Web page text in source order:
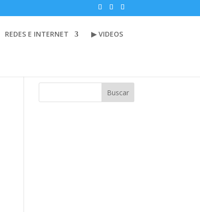
REDES E INTERNET ▶ VIDEOS
Buscar